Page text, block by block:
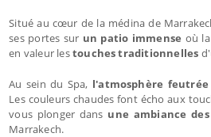
Situé au cœur de la médina de
ses portes sur un patio immense où
en valeur lestouches traditionnelles
Au sein du Spa, l'atmosphère
Les couleurs chaudes font écho aux
vous plonger dans une ambiance
Marrakech.